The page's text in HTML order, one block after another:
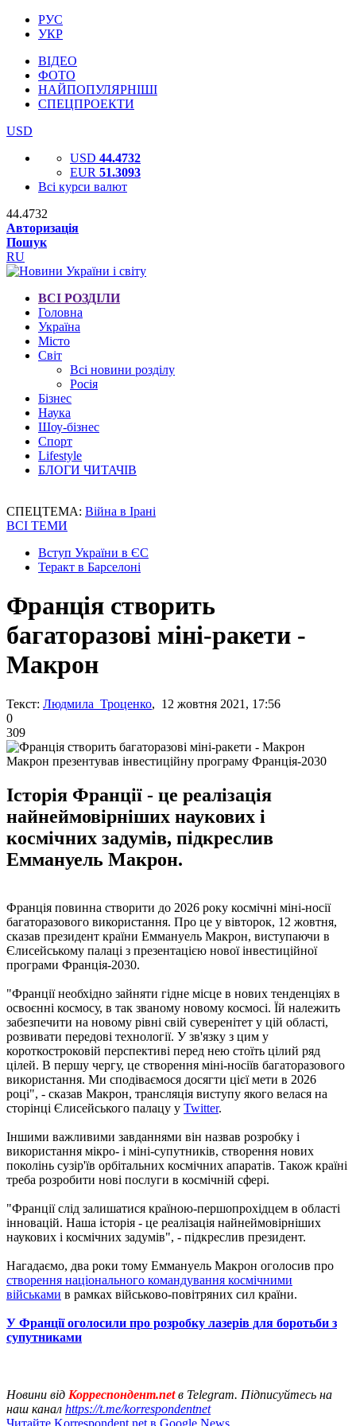
РУС
УКР
ВІДЕО
ФОТО
НАЙПОПУЛЯРНІШІ
СПЕЦПРОЕКТИ
USD
USD 44.4732
EUR 51.3093
Всі курси валют
44.4732
Авторизація
Пошук
RU
ВСІ РОЗДІЛИ
Головна
Україна
Місто
Світ
Всі новини розділу
Росія
Бізнес
Наука
Шоу-бізнес
Спорт
Lifestyle
БЛОГИ ЧИТАЧІВ
СПЕЦТЕМА: Війна в Ірані
ВСІ ТЕМИ
Вступ України в ЄС
Теракт в Барселоні
Франція створить
багаторазові міні-ракети -
Макрон
Текст: Людмила Троценко, 12 жовтня 2021, 17:56
0
309
Макрон презентував інвестиційну програму Франція-2030
Історія Франції - це реалізація
найнеймовірніших наукових і
космічних задумів, підкреслив
Еммануель Макрон.
Франція повинна створити до 2026 року космічні міні-носії
багаторазового використання. Про це у вівторок, 12 жовтня,
сказав президент країни Еммануель Макрон, виступаючи в
Єлисейському палаці з презентацією нової інвестиційної
програми Франція-2030.
"Франції необхідно зайняти гідне місце в нових тенденціях в
освоєнні космосу, в так званому новому космосі. Їй належить
забезпечити на новому рівні свій суверенітет у цій області,
розвивати передові технології. У зв'язку з цим у
короткостроковій перспективі перед нею стоїть цілий ряд
цілей. В першу чергу, це створення міні-носіїв багаторазового
використання. Ми сподіваємося досягти цієї мети в 2026
році", - сказав Макрон, трансляція виступу якого велася на
сторінці Єлисейського палацу у Twitter.
Іншими важливими завданнями він назвав розробку і
використання мікро- і міні-супутників, створення нових
поколінь сузір'їв орбітальних космічних апаратів. Також країні
треба розробити нові послуги в космічній сфері.
"Франції слід залишатися країною-першопрохідцем в області
інновацій. Наша історія - це реалізація найнеймовірніших
наукових і космічних задумів", - підкреслив президент.
Нагадаємо, два роки тому Еммануель Макрон оголосив про
створення національного командування космічними
військами в рамках військово-повітряних сил країни.
У Франції оголосили про розробку лазерів для боротьби з
супутниками
Новини від Корреспондент.netв Telegram. Підписуйтесь на
наш канал https://t.me/korrespondentnet
Читайте Korrespondent.net в Google News